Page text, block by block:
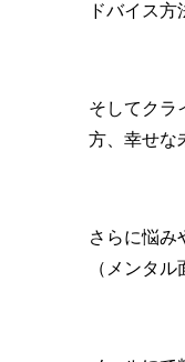
ドバイス方
そしてクラ
方、幸せな
さらに悩み
（メンタ